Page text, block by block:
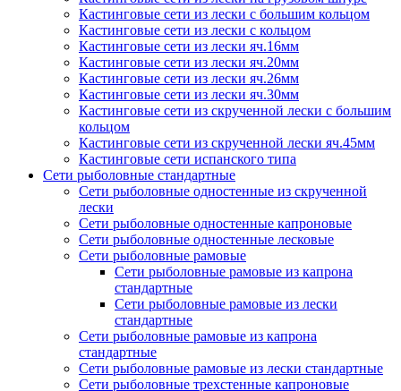
Кастинговые сети из лески с большим кольцом
Кастинговые сети из лески с кольцом
Кастинговые сети из лески яч.16мм
Кастинговые сети из лески яч.20мм
Кастинговые сети из лески яч.26мм
Кастинговые сети из лески яч.30мм
Кастинговые сети из скрученной лески с большим
кольцом
Кастинговые сети из скрученной лески яч.45мм
Кастинговые сети испанского типа
Сети рыболовные стандартные
Сети рыболовные одностенные из скрученной
лески
Сети рыболовные одностенные капроновые
Сети рыболовные одностенные лесковые
Сети рыболовные рамовые
Сети рыболовные рамовые из капрона
стандартные
Сети рыболовные рамовые из лески
стандартные
Сети рыболовные рамовые из капрона
стандартные
Сети рыболовные рамовые из лески стандартные
Сети рыболовные трехстенные капроновые